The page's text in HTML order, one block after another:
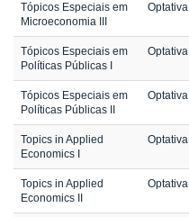
Tópicos Especiais em
Microeconomia III
Optativa
Tópicos Especiais em
Políticas Públicas I
Optativa
Tópicos Especiais em
Políticas Públicas II
Optativa
Topics in Applied
Economics I
Optativa
Topics in Applied
Economics II
Optativa